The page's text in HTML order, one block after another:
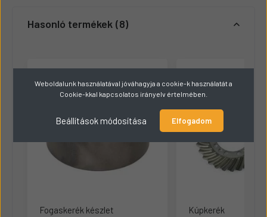
Hasonló termékek 8
Fogaskerék készlet Kúpkerék
Weboldalunk használatával jóváhagyja a cookie-k használatát a
Cookie-kkal kapcsolatos irányelv értelmében.
Beállítások módosítása Elfogadom